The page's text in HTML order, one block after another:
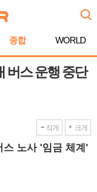
종합 WORLD
버스 운행 중단
작게 크게
노사 '임금 체계'